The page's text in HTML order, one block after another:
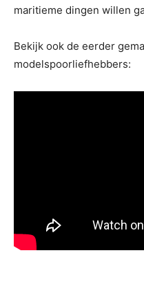
maritieme dingen willen
Bekijk ook de eerder
modelspoorliefhebbers: